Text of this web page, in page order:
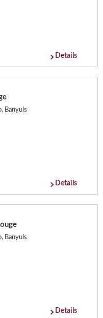
Details
Banyuls
Details
Banyuls
Details